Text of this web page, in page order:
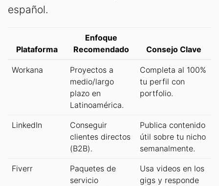
español.
Plataforma
Enfoque
Recomendado
Consejo Clave
Workana
Proyectos a
medio/largo
plazo en
Latinoamérica.
Completa al 100%
tu perfil con
portfolio.
LinkedIn
Conseguir
clientes directos
(B2B).
Publica contenido
útil sobre tu nicho
semanalmente.
Fiverr
Paquetes de
servicio
Usa videos en los
gigs y responde